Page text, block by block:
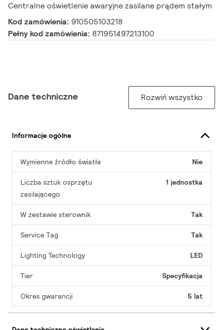
Centralne oświetlenie awaryjne zasilane prądem stałym
Kod zamówienia: 910505103218
Pełny kod zamówienia: 871951497213100
Dane techniczne Rozwiń wszystko
Informacje ogólne
Wymienne źródło światła Nie
Liczba sztuk osprzętu
zasilającego
1 jednostka
W zestawie sterownik Tak
Service Tag Tak
Lighting Technology LED
Tier Specyfikacja
Okres gwarancji 5 lat